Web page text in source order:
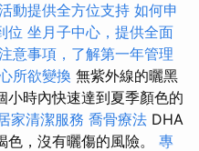
動提供全方位支持 如何申
位 坐月子中心，提供全面
意事項，了解第一年管理
所欲變換 無紫外線的曬黑
小時內快速達到夏季顏色的
家清潔服務 喬骨療法 DHA
，沒有曬傷的風險。 專